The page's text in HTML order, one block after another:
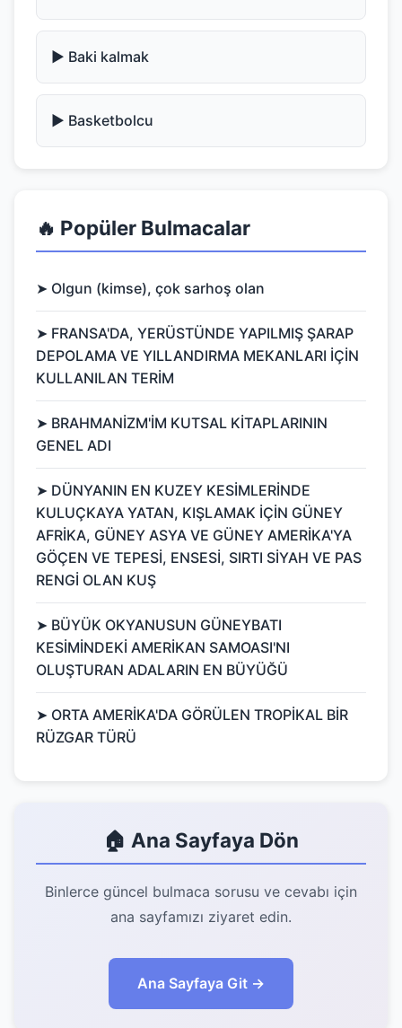
▶️ Baki kalmak
▶️ Basketbolcu
🔥 Popüler Bulmacalar
➤ Olgun (kimse), çok sarhoş olan
➤ FRANSA'DA, YERÜSTÜNDE YAPILMIŞ ŞARAP
DEPOLAMA VE YILLANDIRMA MEKANLARI İÇİN
KULLANILAN TERİM
➤ BRAHMANİZM'İM KUTSAL KİTAPLARININ
GENEL ADI
➤ DÜNYANIN EN KUZEY KESİMLERİNDE
KULUÇKAYA YATAN, KIŞLAMAK İÇİN GÜNEY
AFRİKA, GÜNEY ASYA VE GÜNEY AMERİKA'YA
GÖÇEN VE TEPESİ, ENSESİ, SIRTI SİYAH VE PAS
RENGİ OLAN KUŞ
➤ BÜYÜK OKYANUSUN GÜNEYBATI
KESİMİNDEKİ AMERİKAN SAMOASI'NI
OLUŞTURAN ADALARIN EN BÜYÜĞÜ
➤ ORTA AMERİKA'DA GÖRÜLEN TROPİKAL BİR
RÜZGAR TÜRÜ
🏠 Ana Sayfaya Dön
Binlerce güncel bulmaca sorusu ve cevabı için
ana sayfamızı ziyaret edin.
Ana Sayfaya Git →